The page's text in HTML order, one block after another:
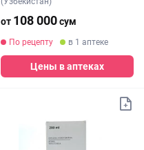
от 108 000сум
По рецепту в 1 аптеке
Цены в аптеках